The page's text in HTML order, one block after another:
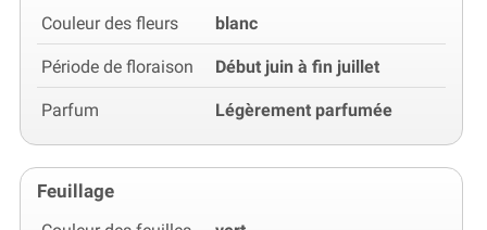
Couleur des fleurs blanc
Période de floraison Début juin à fin juillet
Parfum Légèrement parfumée
Feuillage